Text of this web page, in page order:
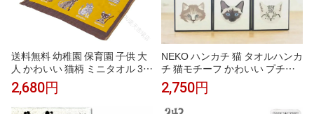
送料無料 幼稚園 保育園 子供 大
人 かわいい 猫柄 ミニタオル 30
×40cm 綿100％ ガーゼ 2枚セッ
ト タオル ハンカチ タオルハン
カチ
2,680円
NEKO ハンカチ 猫 タオルハンカ
チ 猫モチーフ かわいい プチギ
フト プレゼント 猫好き 女性 男
性 お礼 お返し クリスマス
2,750円